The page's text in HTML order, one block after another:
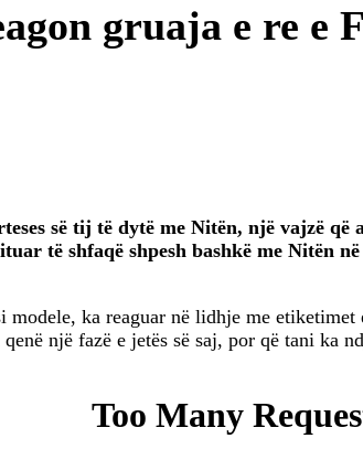
gruaja e re
së tij të dytë me Nitën, një vajzë
të shfaqë shpesh bashkë me Nitën
ka reaguar në lidhje me
një fazë e jetës së saj, por që tani ka